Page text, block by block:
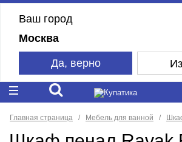
Ваш город
Москва
Да, верно
Главная страница Мебель для ванной